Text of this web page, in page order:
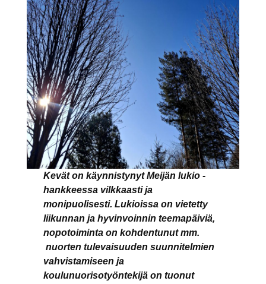
Kevät on käynnistynyt Meijän lukio -
hankkeessa vilkkaasti ja
monipuolisesti. Lukioissa on vietetty
liikunnan ja hyvinvoinnin teemapäiviä,
nopotoiminta on kohdentunut mm.
nuorten tulevaisuuden suunnitelmien
vahvistamiseen ja
koulunuorisotyöntekijä on tuonut